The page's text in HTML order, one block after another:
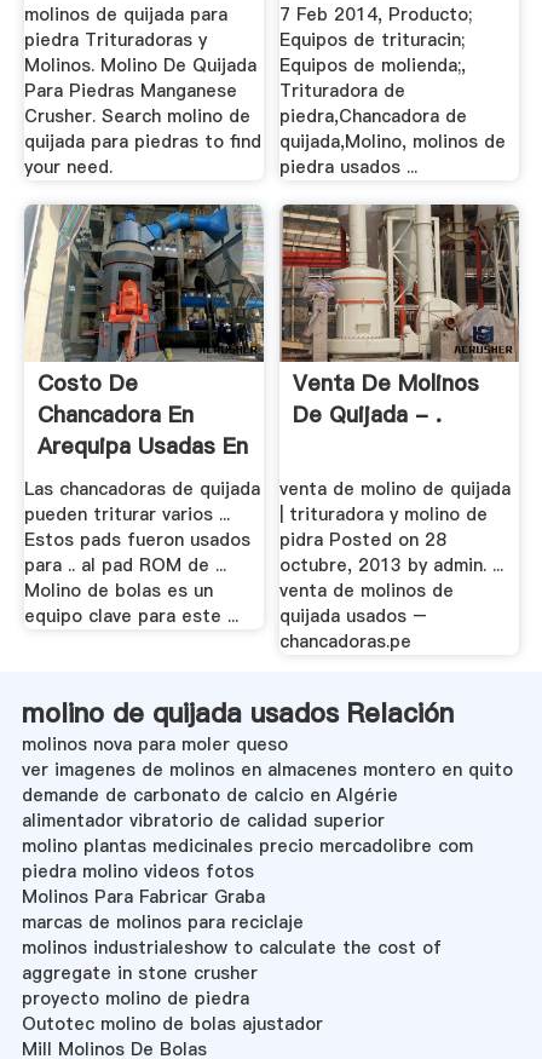
molinos de quijada para
piedra Trituradoras y
Molinos. Molino De Quijada
Para Piedras Manganese
Crusher. Search molino de
quijada para piedras to find
your need.
7 Feb 2014, Producto;
Equipos de trituracin;
Equipos de molienda;,
Trituradora de
piedra,Chancadora de
quijada,Molino, molinos de
piedra usados ...
Costo De
Chancadora En
Arequipa Usadas En
Peru
Las chancadoras de quijada
pueden triturar varios ...
Estos pads fueron usados
para .. al pad ROM de ...
Molino de bolas es un
equipo clave para este ...
Venta De Molinos
De Quijada - .
venta de molino de quijada
| trituradora y molino de
pidra Posted on 28
octubre, 2013 by admin. ...
venta de molinos de
quijada usados –
chancadoras.pe
molino de quijada usados Relación
molinos nova para moler queso
ver imagenes de molinos en almacenes montero en quito
demande de carbonato de calcio en Algérie
alimentador vibratorio de calidad superior
molino plantas medicinales precio mercadolibre com
piedra molino videos fotos
Molinos Para Fabricar Graba
marcas de molinos para reciclaje
molinos industrialeshow to calculate the cost of
aggregate in stone crusher
proyecto molino de piedra
Outotec molino de bolas ajustador
Mill Molinos De Bolas